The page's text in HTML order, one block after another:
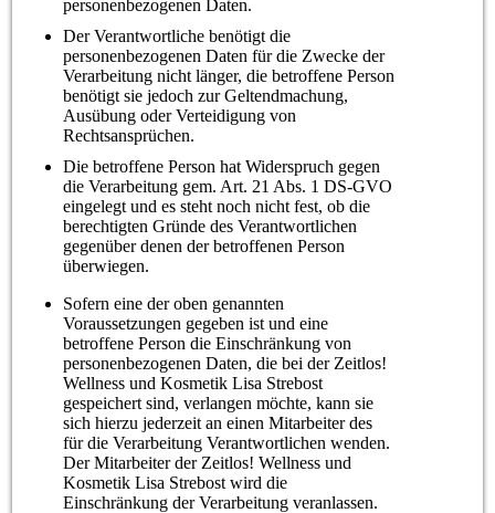
personenbezogenen Daten.
Der Verantwortliche benötigt die
personenbezogenen Daten für die Zwecke der
Verarbeitung nicht länger, die betroffene Person
benötigt sie jedoch zur Geltendmachung,
Ausübung oder Verteidigung von
Rechtsansprüchen.
Die betroffene Person hat Widerspruch gegen
die Verarbeitung gem. Art. 21 Abs. 1 DS-GVO
eingelegt und es steht noch nicht fest, ob die
berechtigten Gründe des Verantwortlichen
gegenüber denen der betroffenen Person
überwiegen.
Sofern eine der oben genannten
Voraussetzungen gegeben ist und eine
betroffene Person die Einschränkung von
personenbezogenen Daten, die bei der Zeitlos!
Wellness und Kosmetik Lisa Strebost
gespeichert sind, verlangen möchte, kann sie
sich hierzu jederzeit an einen Mitarbeiter des
für die Verarbeitung Verantwortlichen wenden.
Der Mitarbeiter der Zeitlos! Wellness und
Kosmetik Lisa Strebost wird die
Einschränkung der Verarbeitung veranlassen.